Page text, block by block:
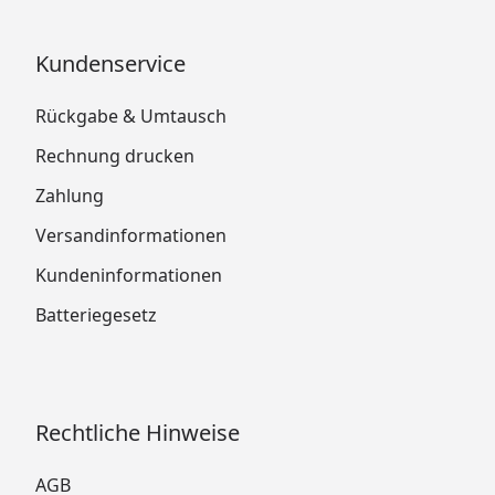
Kundenservice
Rückgabe & Umtausch
Rechnung drucken
Zahlung
Versandinformationen
Kundeninformationen
Batteriegesetz
Rechtliche Hinweise
AGB